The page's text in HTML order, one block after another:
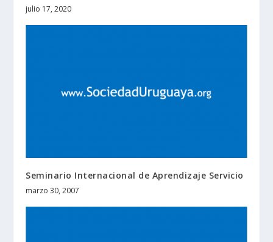
julio 17, 2020
Seminario Internacional de Aprendizaje Servicio
marzo 30, 2007